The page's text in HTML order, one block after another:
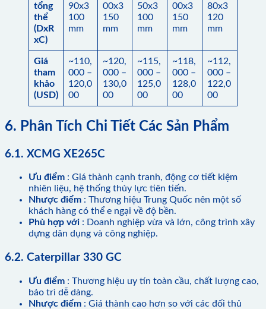
tổng
thể
(DxR
xC)
90x3
100
mm
00x3
150
mm
50x3
100
mm
00x3
150
mm
80x3
120
mm
Giá
tham
khảo
(USD)
~110,
000 –
120,0
00
~120,
000 –
130,0
00
~115,
000 –
125,0
00
~118,
000 –
128,0
00
~112,
000 –
122,0
00
6. Phân Tích Chi Tiết Các Sản Phẩm
6.1. XCMG XE265C
Ưu điểm : Giá thành cạnh tranh, động cơ tiết kiệm
nhiên liệu, hệ thống thủy lực tiên tiến.
Nhược điểm : Thương hiệu Trung Quốc nên một số
khách hàng có thể e ngại về độ bền.
Phù hợp với : Doanh nghiệp vừa và lớn, công trình xây
dựng dân dụng và công nghiệp.
6.2. Caterpillar 330 GC
Ưu điểm : Thương hiệu uy tín toàn cầu, chất lượng cao,
bảo trì dễ dàng.
Nhược điểm : Giá thành cao hơn so với các đối thủ